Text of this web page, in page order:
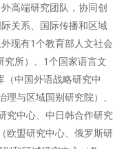
高端研究团队，协同创
关系、国际传播和区域
现有1个教育部人文社会
所）、1个国家语言文
中国外语战略研究中
与区域国别研究院）、
究中心、中日韩合作研究
欧盟研究中心、俄罗斯研